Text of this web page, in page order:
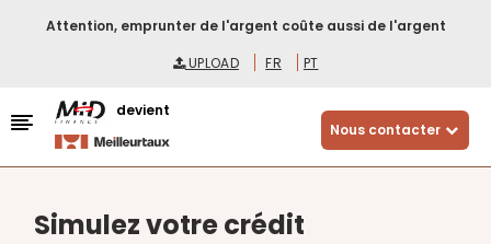
Attention, emprunter de l'argent coûte aussi de l'argent
UPLOAD
FR PT
devient
Nous contacter
Simulez votre crédit